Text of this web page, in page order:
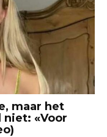
maar het
«Voor